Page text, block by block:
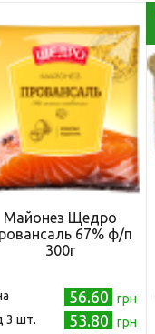
Майонез Щедро
67% ф/п
300г
56.60
грн
3 шт.
53.80
грн